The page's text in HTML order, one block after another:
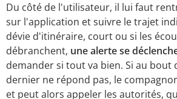
Du côté de l'utilisateur, il lui faut
sur l'application et suivre le trajet
dévie d'itinéraire, court ou si les
débranchent, une alerte se
demander si tout va bien. Si au bout
dernier ne répond pas, le
et peut alors appeler les autorités,